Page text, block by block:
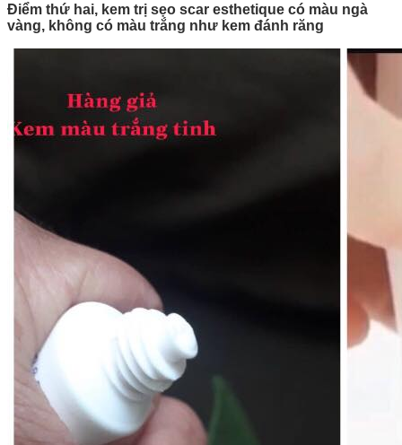
Điểm thứ hai, kem trị sẹo scar esthetique có màu ngà
vàng, không có màu trắng như kem đánh răng